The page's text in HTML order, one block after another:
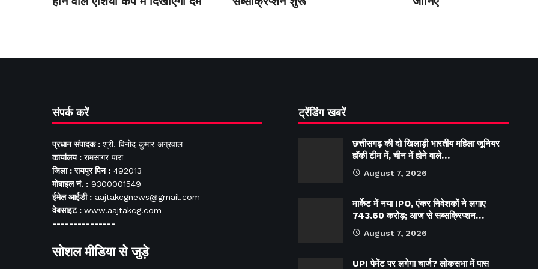
संपर्क करें
प्रधान संपादक : श्री. विनोद कुमार अग्रवाल
कार्यालय : रामसागर पारा
जिला : रायपुर पिन : 492013
मोबाइल नं. : 9300001549
ईमेल आईडी : aajtakcgnews@gmail.com
वेबसाइट : www.aajtakcg.com
---------------
सोशल मीडिया से जुड़े
ट्रेंडिंग खबरें
छत्तीसगढ़ की दो खिलाड़ी भारतीय महिला जूनियर
हॉकी टीम में, चीन में होने वाले…
August 7, 2026
मार्केट में नया IPO, एंकर निवेशकों ने लगाए
743.60 करोड़; आज से सब्सक्रिप्शन…
August 7, 2026
UPI पेमेंट पर लगेगा चार्ज? लोकसभा में पास